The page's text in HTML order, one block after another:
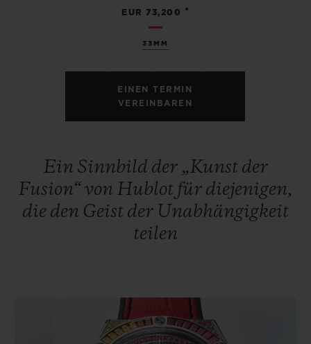
33MM
EUR 73,200 •
EINEN TERMIN
VEREINBAREN
Ein Sinnbild der „Kunst der
Fusion“ von Hublot für diejenigen,
die den Geist der Unabhängigkeit
teilen